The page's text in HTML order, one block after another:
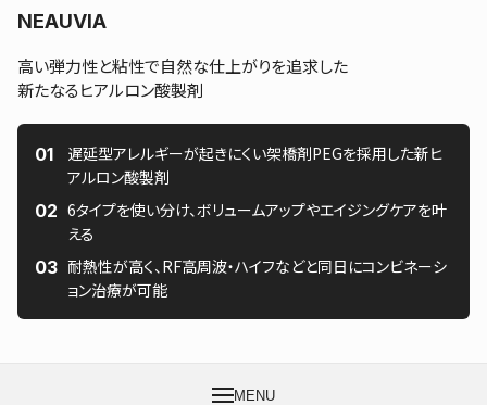
NEAUVIA
高い弾力性と粘性で自然な仕上がりを追求した
新たなるヒアルロン酸製剤
遅延型アレルギーが起きにくい架橋剤PEGを採用した新ヒ
アルロン酸製剤
6タイプを使い分け、ボリュームアップやエイジングケアを叶
える
耐熱性が高く、RF高周波・ハイフなどと同日にコンビネーシ
ョン治療が可能
MENU